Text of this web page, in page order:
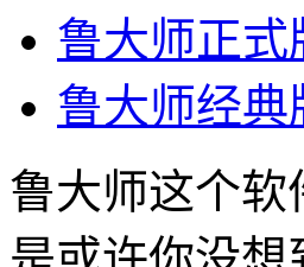
鲁大师正式
鲁大师经典
鲁大师这个